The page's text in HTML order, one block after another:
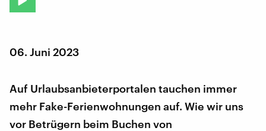
06. Juni 2023
Auf Urlaubsanbieterportalen tauchen immer
mehr Fake-Ferienwohnungen auf. Wie wir uns
vor Betrügern beim Buchen von